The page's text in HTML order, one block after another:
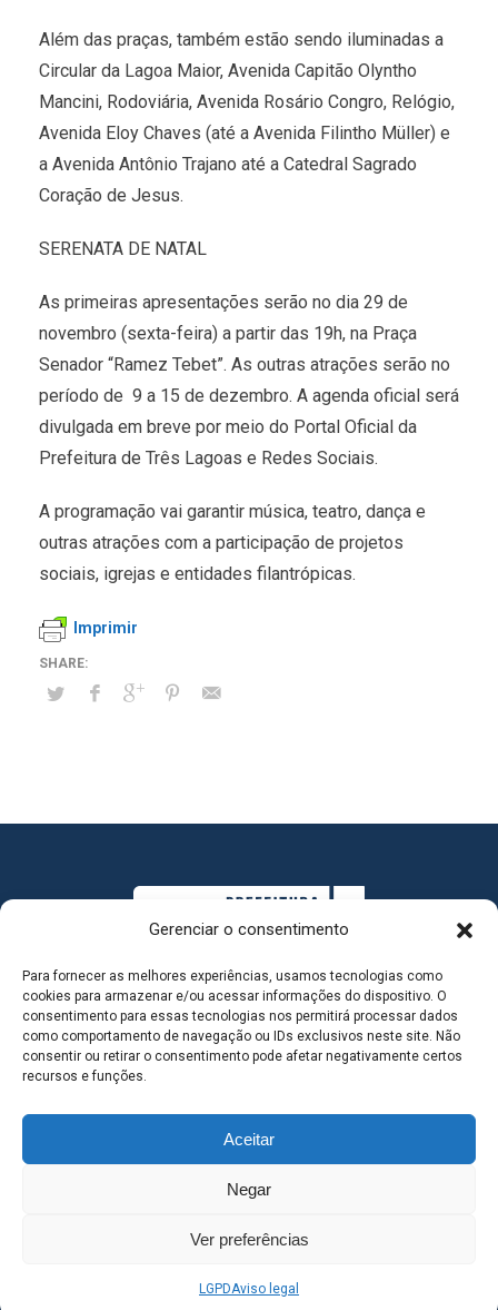
Gerenciar o consentimento
Para fornecer as melhores experiências, usamos tecnologias como
cookies para armazenar e/ou acessar informações do dispositivo. O
consentimento para essas tecnologias nos permitirá processar dados
como comportamento de navegação ou IDs exclusivos neste site. Não
consentir ou retirar o consentimento pode afetar negativamente certos
recursos e funções.
Aceitar
Negar
Ver preferências
LGPDAviso legal
Além das praças, também estão sendo iluminadas a
Circular da Lagoa Maior, Avenida Capitão Olyntho
Mancini, Rodoviária, Avenida Rosário Congro, Relógio,
Avenida Eloy Chaves (até a Avenida Filintho Müller) e
a Avenida Antônio Trajano até a Catedral Sagrado
Coração de Jesus.
SERENATA DE NATAL
As primeiras apresentações serão no dia 29 de
novembro (sexta-feira) a partir das 19h, na Praça
Senador “Ramez Tebet”. As outras atrações serão no
período de 9 a 15 de dezembro. A agenda oficial será
divulgada em breve por meio do Portal Oficial da
Prefeitura de Três Lagoas e Redes Sociais.
A programação vai garantir música, teatro, dança e
outras atrações com a participação de projetos
sociais, igrejas e entidades filantrópicas.
Imprimir
MAPA DO SITE
SEDE DO ADMINISTRATIVO MUNICIPAL - Avenida